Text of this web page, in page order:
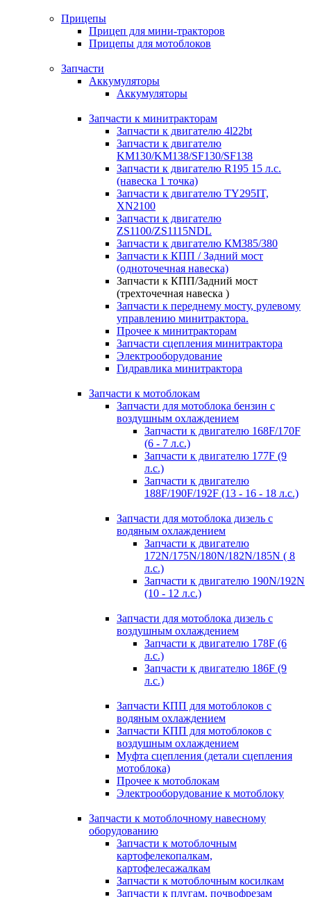
Прицепы
Прицеп для мини-тракторов
Прицепы для мотоблоков
Запчасти
Аккумуляторы
Аккумуляторы
Запчасти к минитракторам
Запчасти к двигателю 4l22bt
Запчасти к двигателю
KM130/KM138/SF130/SF138
Запчасти к двигателю R195 15 л.с.
(навеска 1 точка)
Запчасти к двигателю TY295IT,
XN2100
Запчасти к двигателю
ZS1100/ZS1115NDL
Запчасти к двигателю КМ385/380
Запчасти к КПП / Задний мост
(одноточечная навеска)
Запчасти к КПП/Задний мост
(трехточечная навеска )
Запчасти к переднему мосту, рулевому
управлению минитрактора.
Прочее к минитракторам
Запчасти сцепления минитрактора
Электрооборудование
Гидравлика минитрактора
Запчасти к мотоблокам
Запчасти для мотоблока бензин с
воздушным охлаждением
Запчасти к двигателю 168F/170F
(6 - 7 л.с.)
Запчасти к двигателю 177F (9
л.с.)
Запчасти к двигателю
188F/190F/192F (13 - 16 - 18 л.с.)
Запчасти для мотоблока дизель с
водяным охлаждением
Запчасти к двигателю
172N/175N/180N/182N/185N ( 8
л.с.)
Запчасти к двигателю 190N/192N
(10 - 12 л.с.)
Запчасти для мотоблока дизель с
воздушным охлаждением
Запчасти к двигателю 178F (6
л.с.)
Запчасти к двигателю 186F (9
л.с.)
Запчасти КПП для мотоблоков с
водяным охлаждением
Запчасти КПП для мотоблоков с
воздушным охлаждением
Муфта сцепления (детали сцепления
мотоблока)
Прочее к мотоблокам
Электрооборудование к мотоблоку
Запчасти к мотоблочному навесному
оборудованию
Запчасти к мотоблочным
картофелекопалкам,
картофелесажалкам
Запчасти к мотоблочным косилкам
Запчасти к плугам, почвофрезам